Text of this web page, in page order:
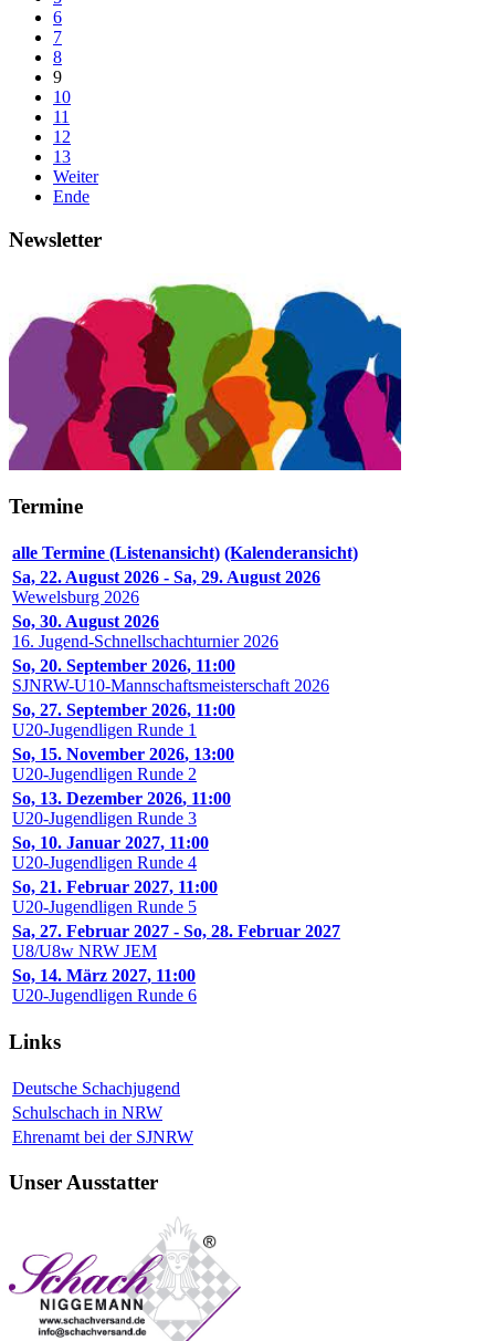
6
7
8
9
10
11
12
13
Weiter
Ende
Newsletter
Termine
alle Termine (Listenansicht) (Kalenderansicht)
Sa, 22. August 2026 - Sa, 29. August 2026
Wewelsburg 2026
So, 30. August 2026
16. Jugend-Schnellschachturnier 2026
So, 20. September 2026, 11:00
SJNRW-U10-Mannschaftsmeisterschaft 2026
So, 27. September 2026, 11:00
U20-Jugendligen Runde 1
So, 15. November 2026, 13:00
U20-Jugendligen Runde 2
So, 13. Dezember 2026, 11:00
U20-Jugendligen Runde 3
So, 10. Januar 2027, 11:00
U20-Jugendligen Runde 4
So, 21. Februar 2027, 11:00
U20-Jugendligen Runde 5
Sa, 27. Februar 2027 - So, 28. Februar 2027
U8/U8w NRW JEM
So, 14. März 2027, 11:00
U20-Jugendligen Runde 6
Links
Deutsche Schachjugend
Schulschach in NRW
Ehrenamt bei der SJNRW
Unser Ausstatter